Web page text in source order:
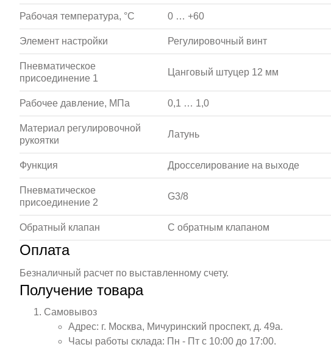
Рабочая температура, °С 0 … +60
Элемент настройки Регулировочный винт
Пневматическое
присоединение 1
Цанговый штуцер 12 мм
Рабочее давление, МПа 0,1 … 1,0
Материал регулировочной
рукоятки
Латунь
Функция Дросселирование на выходе
Пневматическое
присоединение 2
G3/8
Обратный клапан С обратным клапаном
Оплата
Безналичный расчет по выставленному счету.
Получение товара
Самовывоз
Адрес: г. Москва, Мичуринский проспект, д. 49а.
Часы работы склада: Пн - Пт с 10:00 до 17:00.